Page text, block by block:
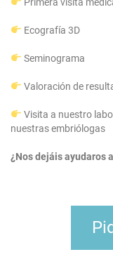
Ecografía 3D
Seminograma
Valoración de
Visita a nuestro
nuestras embriólogas
¿Nos dejáis ayudaros